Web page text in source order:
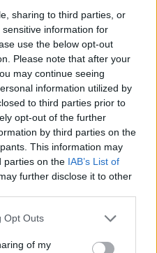
sharing to third parties, or
information for
use the below opt-out
Please note that after your
may continue seeing
information utilized by
to third parties prior to
opt-out of the further
by third parties on the
This information may
parties on the IAB’s List of
further disclose it to other
uses one or more Google
behaviour. You may click to
Opt Outs
of my
Loaded :